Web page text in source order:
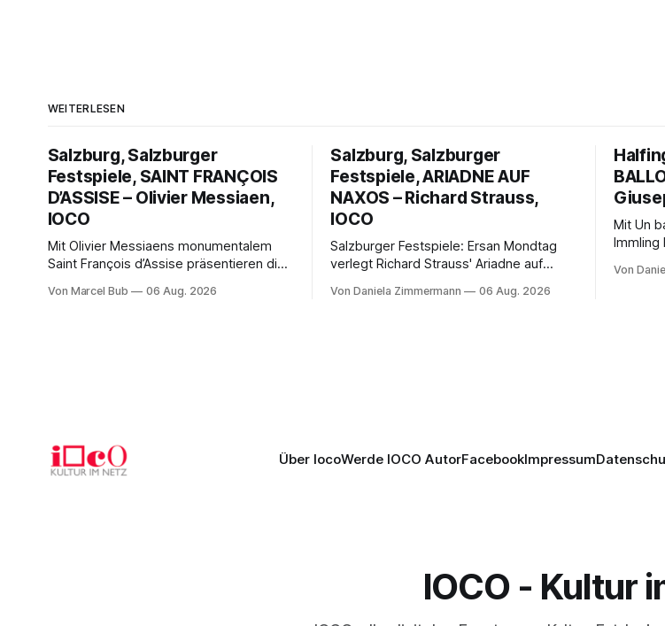
WEITERLESEN
Salzburg, Salzburger
Festspiele, SAINT FRANÇOIS
D’ASSISE – Olivier Messiaen,
IOCO
Mit Olivier Messiaens monumentalem
Saint François d’Assise präsentieren die
außergewöhnlichen Opernabend.
Von Marcel Bub 06 Aug. 2026
Salzburg, Salzburger
Festspiele, ARIADNE AUF
NAXOS – Richard Strauss,
IOCO
Salzburger Festspiele: Ersan Mondtag
verlegt Richard Strauss' Ariadne auf
Science-Fiction mit Opernklassik.
Von Daniela Zimmermann 06 Aug. 2026
Mit Un
Immling
Von
Über IocoWerde IOCO AutorFacebookImpressum
IOCO - Kultur